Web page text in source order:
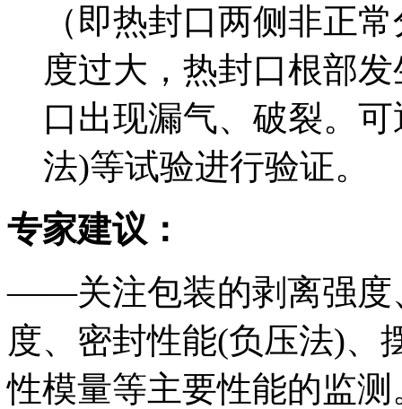
（即热封口两侧非正
度过大，热封口根部
口出现漏气、破裂。
法)等试验进行验证。
专家建议：
——关注包装的剥离强度
度、密封性能(负压法)、
性模量等主要性能的监测